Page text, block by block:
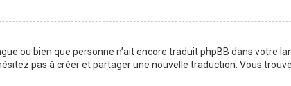
ou bien que personne n’ait encore traduit phpBB dans votre
pas à créer et partager une nouvelle traduction. Vous